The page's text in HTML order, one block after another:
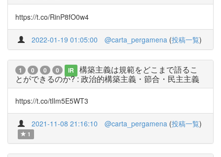
https://t.co/RinP8fO0w4
2022-01-19 01:05:00 @carta_pergamena (投稿一覧)
1 0 0 0 IR
構築主義は規範をどこまで語るこ
とができるのか? : 政治的構築主義・節合・民主主義
https://t.co/tlIm5E5WT3
2021-11-08 21:16:10 @carta_pergamena (投稿一覧)
1